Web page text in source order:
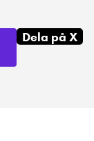
Dela på X